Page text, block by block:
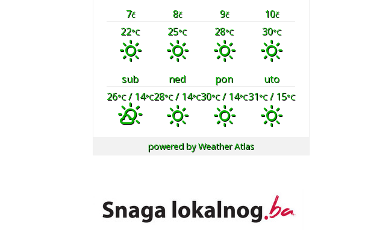
7č 8č 9č 10č
22°C 25°C 28°C 30°C
sub ned pon
uto
26°C/ 14°C28°C/ 14°C30°C/ 14°C31°C/ 15°C
powered byWeather Atlas